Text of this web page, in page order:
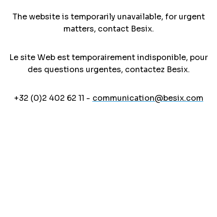
The website is temporarily unavailable, for urgent
matters, contact Besix.
Le site Web est temporairement indisponible, pour
des questions urgentes, contactez Besix.
+32 (0)2 402 62 11 - communication@besix.com